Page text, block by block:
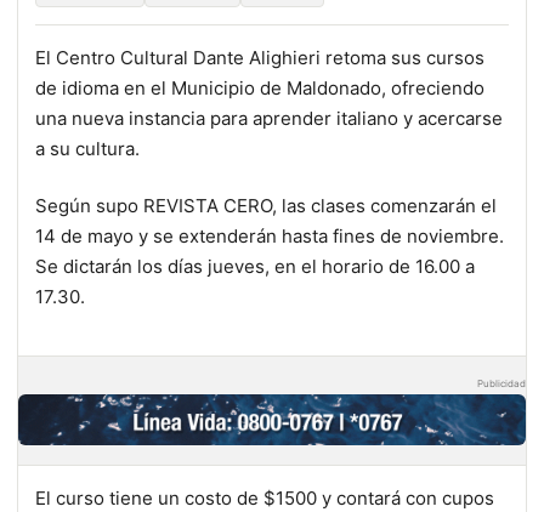
El Centro Cultural Dante Alighieri retoma sus cursos
de idioma en el Municipio de Maldonado, ofreciendo
una nueva instancia para aprender italiano y acercarse
a su cultura.
Según supo REVISTA CERO, las clases comenzarán el
14 de mayo y se extenderán hasta fines de noviembre.
Se dictarán los días jueves, en el horario de 16.00 a
17.30.
Publicidad
El curso tiene un costo de $1500 y contará con cupos